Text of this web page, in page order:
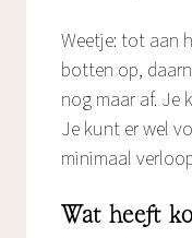
Weetje: tot aan
botten op,
nog maar af. Je
Je kunt er wel
minimaal
Wat heeft